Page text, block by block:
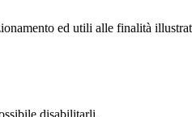
ed utili alle finalità
disabilitarli.